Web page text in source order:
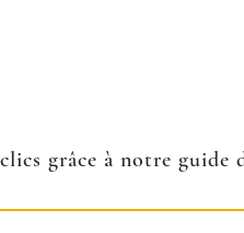
grâce à notre guide